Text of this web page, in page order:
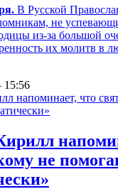
В Русской
не
из-за большой
их молитв в
15:56
не